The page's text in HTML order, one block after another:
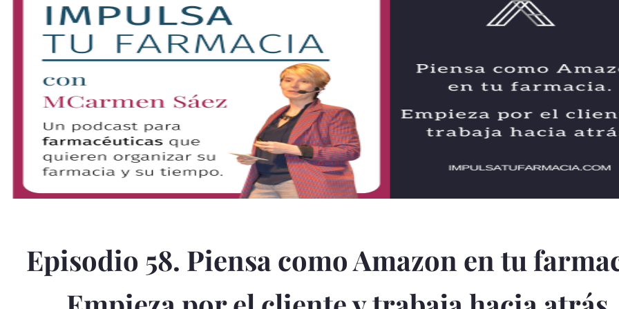
Episodio 58. Piensa como Amazon en tu